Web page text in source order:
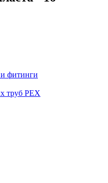
фитинги
труб PEX